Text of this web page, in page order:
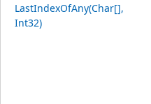
LastIndexOfAny(Char[],
Int32)